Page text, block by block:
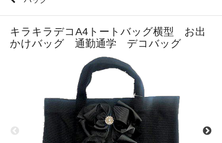
キラキラデコA4トートバッグ横型 お出
かけバッグ 通勤通学 デコバッグ